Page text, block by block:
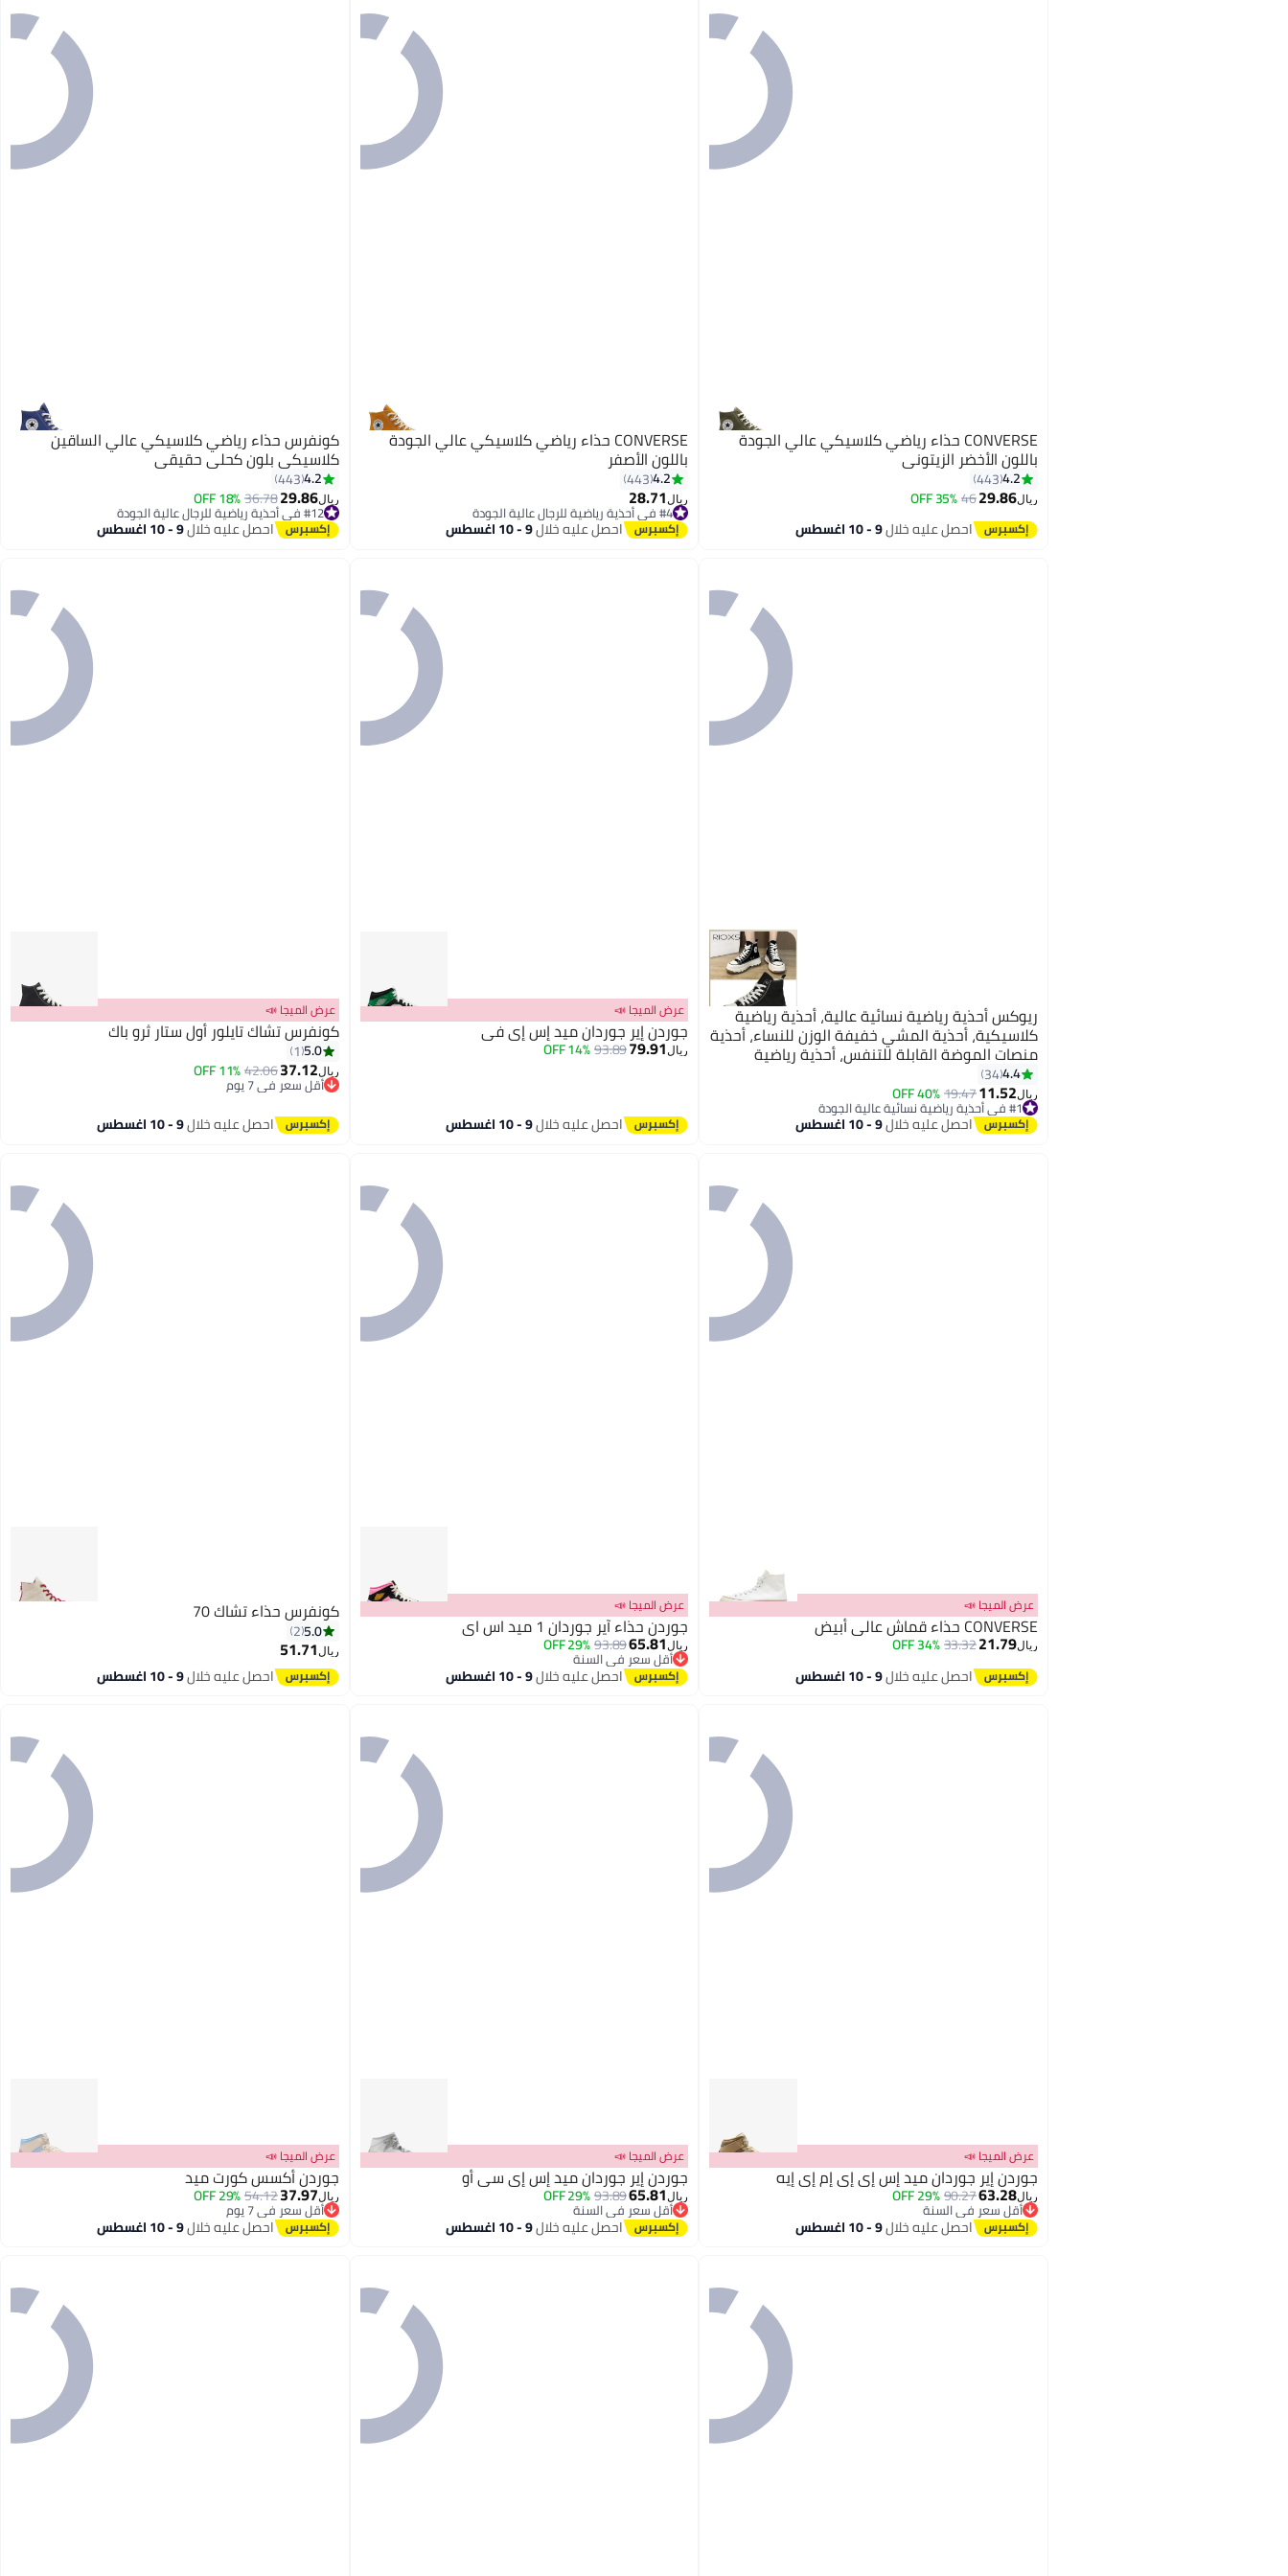
8
CONVERSE حذاء رياضي كلاسيكي عالي الجودة
باللون الأخضر الزيتوني
4.2
443
ريال29.86
46
35% OFF
احصل عليه خلال9 - 10 اغسطس
8
CONVERSE حذاء رياضي كلاسيكي عالي الجودة
باللون الأصفر
4.2
443
ريال28.71
#4 في أحذية رياضية للرجال عالية الجودة
#4 في أحذية رياضية للرجال عالية الجودة احصل عليه خلال9 - 10 اغسطس
كونفرس حذاء رياضي كلاسيكي عالي الساقين
كلاسيكي بلون كحلي حقيقي
4.2
443
ريال29.86
36.78
18% OFF
#12 في أحذية رياضية للرجال عالية الجودة
#12 في أحذية رياضية للرجال عالية الجودة احصل عليه خلال9 - 10 اغسطس
5
ريوكس أحذية رياضية نسائية عالية، أحذية رياضية
كلاسيكية، أحذية المشي خفيفة الوزن للنساء، أحذية
منصات الموضة القابلة للتنفس، أحذية رياضية
مقاومة للانزلاق مكتنزة للسيدات، أحذية رياضية
عادية، أحذية رياضية غير رسمية، للعمل في التسوق
والسفر والملابس اليومية، أحذية رياضية سوداء
4.4
34
ريال11.52
19.47
40% OFF
#1 في أحذية رياضية نسائية عالية الجودة
#1 في أحذية رياضية نسائية عالية الجودة احصل عليه خلال9 - 10 اغسطس
عرض الميجا 📣
جوردن إير جوردان ميد إس إي في
ريال79.91
93.89
14% OFF
احصل عليه خلال9 - 10 اغسطس
عرض الميجا 📣
كونفرس تشاك تايلور أول ستار ثرو باك
5.0
1
ريال37.12
42.06
11% OFF
أقل سعر في 7 يوم
أقل سعر في 7 يوم
احصل عليه خلال9 - 10 اغسطس
عرض الميجا 📣
CONVERSE حذاء قماش عالي أبيض
ريال21.79
33.32
34% OFF
احصل عليه خلال9 - 10 اغسطس
عرض الميجا 📣
جوردن حذاء آير جوردان 1 ميد اس اي
ريال65.81
93.89
29% OFF
أقل سعر في السنة
أقل سعر في السنة
احصل عليه خلال9 - 10 اغسطس
كونفرس حذاء تشاك 70
5.0
2
ريال51.71
احصل عليه خلال9 - 10 اغسطس
عرض الميجا 📣
جوردن إير جوردان ميد إس إي إي إم إي إيه
ريال63.28
90.27
29% OFF
أقل سعر في السنة
أقل سعر في السنة
احصل عليه خلال9 - 10 اغسطس
عرض الميجا 📣
جوردن إير جوردان ميد إس إي سي أو
ريال65.81
93.89
29% OFF
أقل سعر في السنة
أقل سعر في السنة
احصل عليه خلال9 - 10 اغسطس 2
عرض الميجا 📣
جوردن أكسس كورت ميد
ريال37.97
54.12
29% OFF
أقل سعر في 7 يوم
أقل سعر في 7 يوماحصل عليه خلال9 - 10 اغسطس